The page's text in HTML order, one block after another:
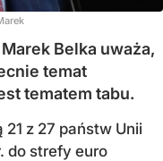
Belka uważa,
temat
tematem tabu.
z 27 państw Unii
do strefy euro